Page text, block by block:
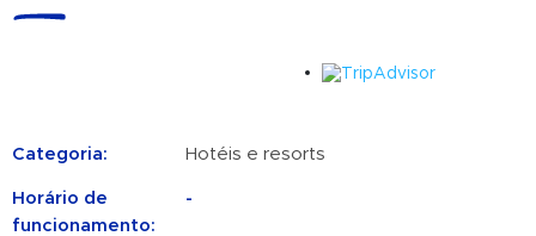
Categoria: Hotéis e resorts
Horário de
funcionamento:
-